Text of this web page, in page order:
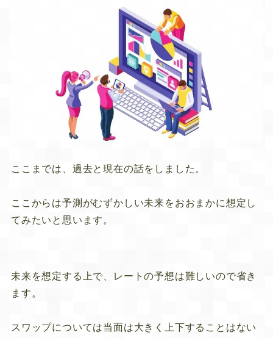
ここまでは、過去と現在の話をしました。
ここからは予測がむずかしい未来をおおまかに想定し
てみたいと思います。
未来を想定する上で、レートの予想は難しいので省き
ます。
スワップについては当面は大きく上下することはない